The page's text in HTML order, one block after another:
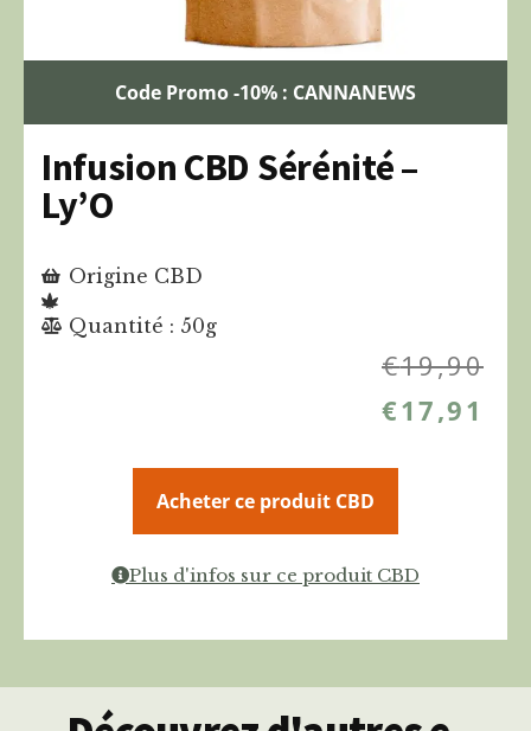
Code Promo -10% : CANNANEWS
Infusion CBD Sérénité –
Ly’O
Origine CBD
Quantité : 50g
€19,90
€17,91
Acheter ce produit CBD
Plus d'infos sur ce produit CBD